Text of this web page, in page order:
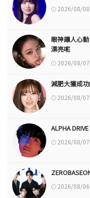
2026/08/08
眼神讓人心
漂亮呢
2026/08/07
減肥大獲成功
2026/08/07
ALPHA
2026/08/07
2026/08/06